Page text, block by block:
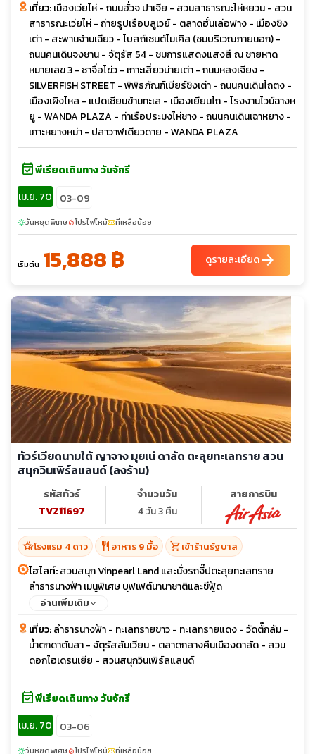
เที่ยว:เมืองเว่ยไห่ - ถนนฮั่วจ ปาเจีย - สวนสาธารณะไห่หยวน - สวน
สาธารณะเว่ยไห่ - ถ่ายรูปเรือบลูเวย์ - ตลาดฮั่นเล่อฟาง - เมืองชิง
เต่า - สะพานจ้านเฉียว - โบสถ์เซนต์ไมเคิล (ชมบริเวณภายนอก) -
ถนนคนเดินจงซาน - จัตุรัส 54 - ชมการแสดงแสงสี ณ ชายหาด
หมายเลข 3 - ซาจื่อโข่ว - เกาะเสี่ยวม่ายเต่า - ถนนหลงเจียง -
SILVERFISH STREET - พิพิธภัณฑ์เบียร์ชิงเต่า - ถนนคนเดินไถตง -
เมืองเผิงไหล - แปดเซียนข้ามทะเล - เมืองเยียนไถ - โรงงานไวน์ฉางห
ยู - WANDA PLAZA - ท่าเรือประมงไห่ชาง - ถนนคนเดินเฉาหยาง -
เกาะหยางหม่า - ปลาวาฬเดียวดาย - WANDA PLAZA
event_availableพีเรียดเดินทาง วันจักรี
เม.ย. 70
03-09
sunnyวันหยุดพิเศษlocal_fire_departmentโปรไฟไหม้confirmation_numberที่เหลือน้อย
เริ่มต้น 15,888 ฿ ดูรายละเอียดarrow_forward
ทัวร์เวียดนามใต้ ญาจาง มุยเน่ ดาลัด ตะลุยทะเลทราย สวน
สนุกวินเพิร์ลแลนด์ (ลงร้าน)
รหัสทัวร์
TVZ11697
จำนวนวัน
4 วัน 3 คืน
สายการบิน
hotel_classโรงแรม 4 ดาว restaurant อาหาร 9 มื้อ shopping_cartเข้าร้านรัฐบาล
ไฮไลท์:สวนสนุก Vinpearl Land และนั่งรถจี๊ปตะลุยทะเลทราย
ลำธารนางฟ้า เมนูพิเศษ บุฟเฟต์นานาชาติและซีฟู้ด
อ่านเพิ่มเติม
เที่ยว:ลำธารนางฟ้า - ทะเลทรายขาว - ทะเลทรายแดง - วัดตั๊กลัม -
น้ำตกดาตันลา - จัตุรัสลัมเวียน - ตลาดกลางคืนเมืองดาลัด - สวน
ดอกไฮเดรนเยีย - สวนสนุกวินเพิร์ลแลนด์
event_availableพีเรียดเดินทาง วันจักรี
เม.ย. 70
03-06
sunnyวันหยุดพิเศษlocal_fire_departmentโปรไฟไหม้confirmation_numberที่เหลือน้อย